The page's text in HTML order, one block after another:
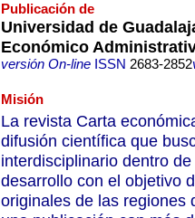
Publicación de
Universidad de
Económico
versión On-lineISSN 2683-2852
Misión
La revista Carta
difusión científica que
interdisciplinario dentro
desarrollo con el objetivo
originales de las regiones